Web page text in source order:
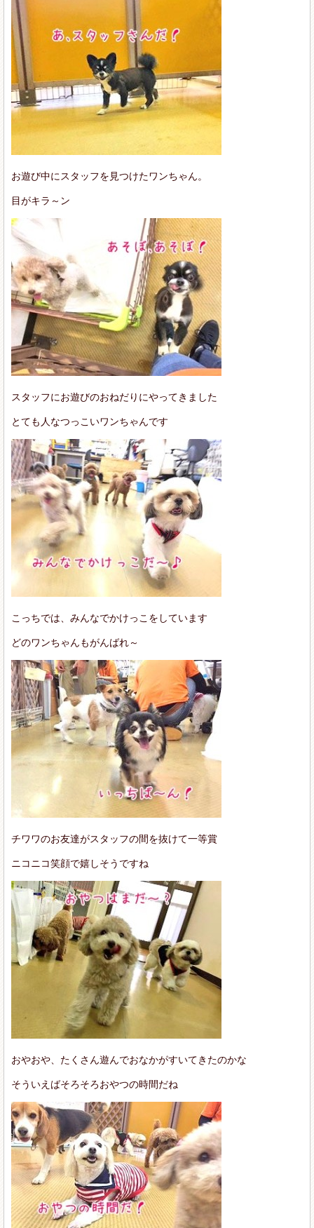
お遊び中にスタッフを見つけたワンちゃん。
目がキラ～ン
スタッフにお遊びのおねだりにやってきました
とても人なつっこいワンちゃんです
こっちでは、みんなでかけっこをしています
どのワンちゃんもがんばれ～
チワワのお友達がスタッフの間を抜けて一等賞
ニコニコ笑顔で嬉しそうですね
おやおや、たくさん遊んでおなかがすいてきたのかな
そういえばそろそろおやつの時間だね